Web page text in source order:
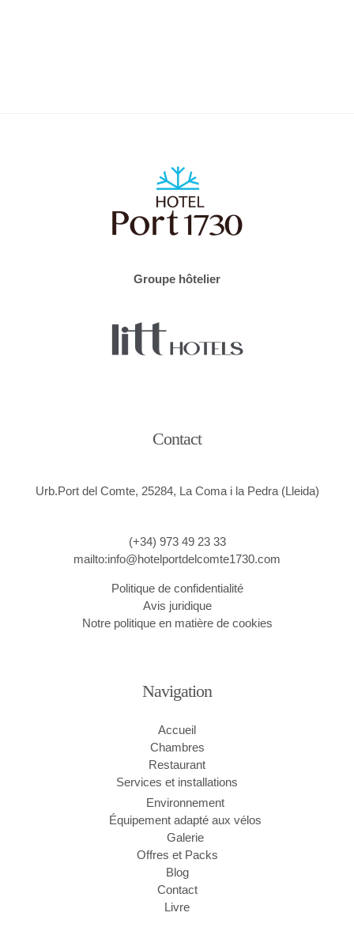
Groupe hôtelier
Contact
Urb.Port del Comte, 25284, La Coma i la Pedra (Lleida)
(+34) 973 49 23 33
mailto:info@hotelportdelcomte1730.com
Politique de confidentialité
Avis juridique
Notre politique en matière de cookies
Navigation
Accueil
Chambres
Restaurant
Services et installations
Environnement
Équipement adapté aux vélos
Galerie
Offres et Packs
Blog
Contact
Livre